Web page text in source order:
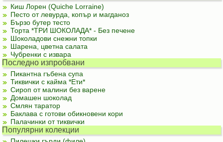
Киш Лорен (Quiche Lorraine)
Песто от левурда, копър и магданоз
Бързо бутер тесто
Торта *ТРИ ШОКОЛАДА* - Без печене
Шоколадови снежни топки
Шарена, цветна салата
Чубренки с извара
Последно изпробвани
Пикантна гъбена супа
Тиквички с кайма *Ети*
Сироп от малини без варене
Домашен шоколад
Смлян таратор
Баклава с готови обикновени кори
Палачинки от тиквички
Популярни колекции